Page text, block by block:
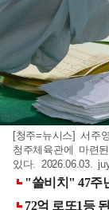
[청주=뉴시스] 서주
청주체육관에 마련
있다. 2026.06.03.